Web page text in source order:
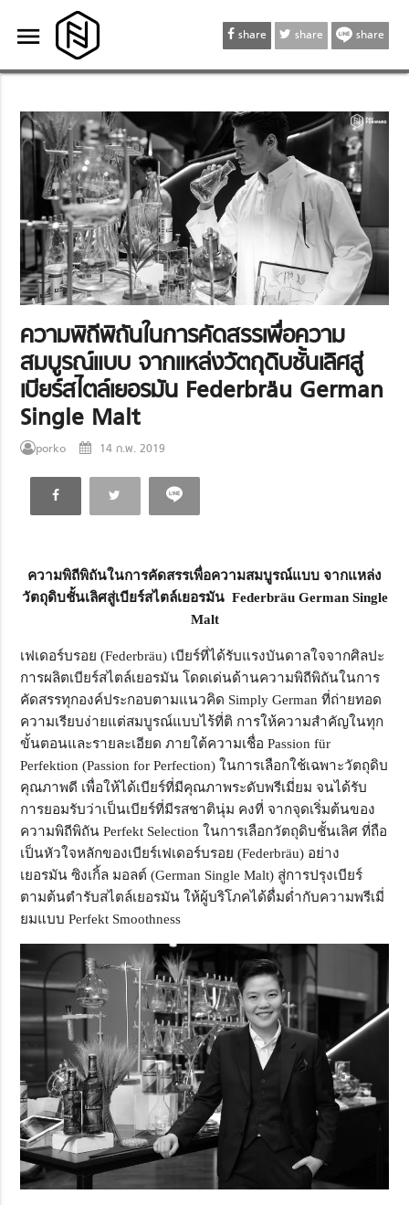
menu
menu share share share
ความพิถีพิถันในการคัดสรรเพื่อความ
สมบูรณ์แบบ จากแหล่งวัตถุดิบชั้นเลิศสู่
เบียร์สไตล์เยอรมัน Federbräu German
Single Malt
porko 14 ก.พ. 2019
ความพิถีพิถันในการคัดสรรเพื่อความสมบูรณ์แบบ จากแหล่ง
วัตถุดิบชั้นเลิศสู่เบียร์สไตล์เยอรมัน Federbräu German Single
Malt
เฟเดอร์บรอย (Federbräu) เบียร์ที่ได้รับแรงบันดาลใจจากศิลปะ
การผลิตเบียร์สไตล์เยอรมัน โดดเด่นด้านความพิถีพิถันในการ
คัดสรรทุกองค์ประกอบตามแนวคิด Simply German ที่ถ่ายทอด
ความเรียบง่ายแต่สมบูรณ์แบบไร้ที่ติ การให้ความสำคัญในทุก
ขั้นตอนและรายละเอียด ภายใต้ความเชื่อ Passion für
Perfektion (Passion for Perfection) ในการเลือกใช้เฉพาะวัตถุดิบ
คุณภาพดี เพื่อให้ได้เบียร์ที่มีคุณภาพระดับพรีเมี่ยม จนได้รับ
การยอมรับว่าเป็นเบียร์ที่มีรสชาตินุ่ม คงที่ จากจุดเริ่มต้นของ
ความพิถีพิถัน Perfekt Selection ในการเลือกวัตถุดิบชั้นเลิศ ที่ถือ
เป็นหัวใจหลักของเบียร์เฟเดอร์บรอย (Federbräu) อย่าง
เยอรมัน ซิงเกิ้ล มอลต์ (German Single Malt) สู่การปรุงเบียร์
ตามต้นตำรับสไตล์เยอรมัน ให้ผู้บริโภคได้ดื่มด่ำกับความพรีเมี่
ยมแบบ Perfekt Smoothness